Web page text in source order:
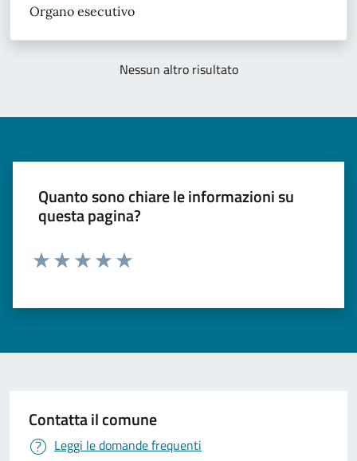
Organo esecutivo
Nessun altro risultato
Quanto sono chiare le informazioni su
questa pagina?
Contatta il comune
Leggi le domande frequenti